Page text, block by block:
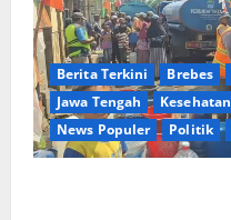
Berita Terkini Brebes
Jawa Tengah
Kesehatan
News Populer
Politik